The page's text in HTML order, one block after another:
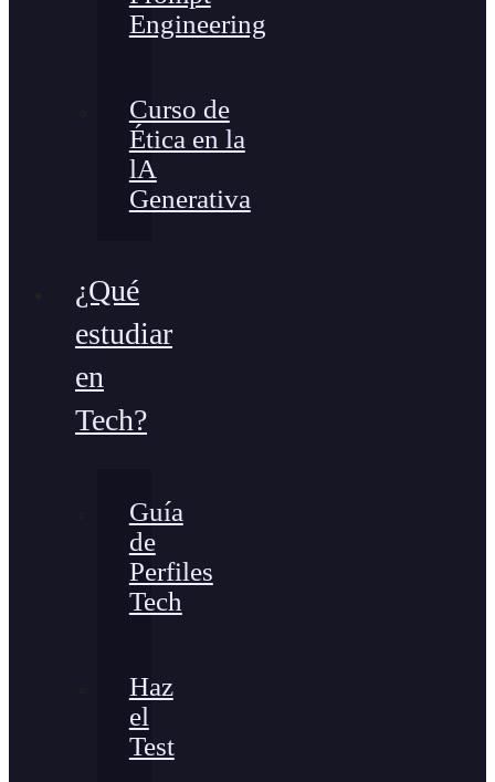
Engineering
Curso de
Ética en la
lA
Generativa
¿Qué
estudiar
en
Tech?
Guía
de
Perfiles
Tech
Haz
el
Test